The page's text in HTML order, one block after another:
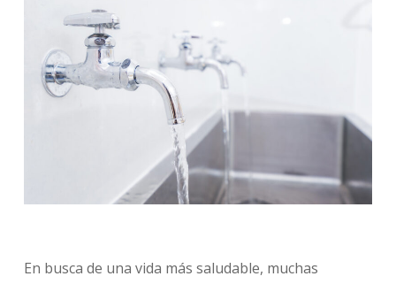
En busca de una vida más saludable, muchas